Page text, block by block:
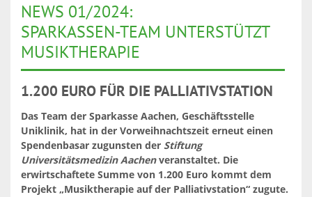
NEWS 01/2024:
SPARKASSEN-TEAM UNTERSTÜTZT
MUSIKTHERAPIE
1.200 EURO FÜR DIE PALLIATIVSTATION
Das Team der Sparkasse Aachen, Geschäftsstelle
Uniklinik, hat in der Vorweihnachtszeit erneut einen
Spendenbasar zugunsten der Stiftung
Universitätsmedizin Aachenveranstaltet. Die
erwirtschaftete Summe von 1.200 Euro kommt dem
Projekt „Musiktherapie auf der Palliativstation“ zugute.